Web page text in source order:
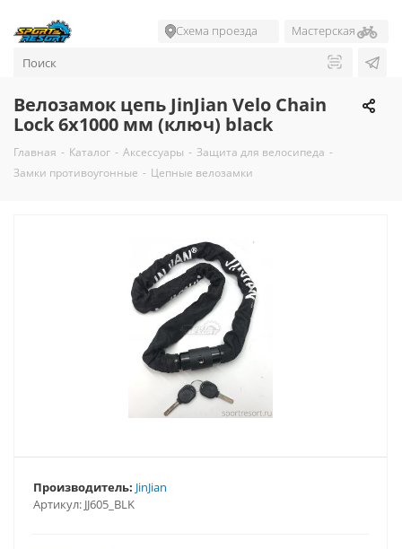
Схема проезда Мастерская
Велозамок цепь JinJian Velo Chain
Lock 6x1000 мм (ключ) black
Главная - Каталог - Аксессуары - Защита для велосипеда -
Замки противоугонные - Цепные велозамки
Артикул: JJ605_BLK
Производитель: JinJian